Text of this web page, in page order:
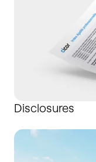
Disclosures
Pressefotos